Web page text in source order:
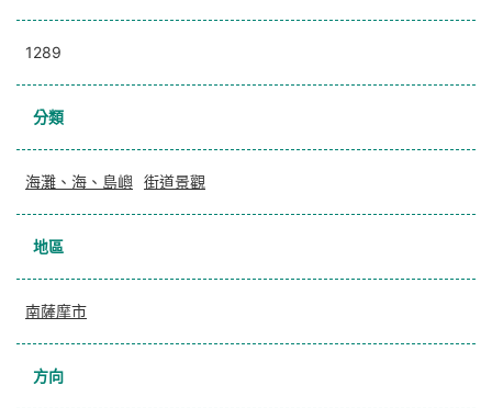
1289
分類
海灘、海、島嶼 街道景觀
地區
南薩摩市
方向